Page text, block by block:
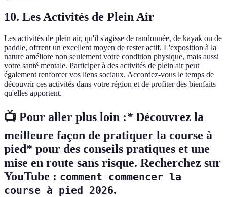
10. Les Activités de Plein Air
Les activités de plein air, qu'il s'agisse de randonnée, de kayak ou de
paddle, offrent un excellent moyen de rester actif. L'exposition à la
nature améliore non seulement votre condition physique, mais aussi
votre santé mentale. Participer à des activités de plein air peut
également renforcer vos liens sociaux. Accordez-vous le temps de
découvrir ces activités dans votre région et de profiter des bienfaits
qu'elles apportent.
📺 Pour aller plus loin :* Découvrez la
meilleure façon de pratiquer la course à
pied* pour des conseils pratiques et une
mise en route sans risque. Recherchez sur
YouTube : comment commencer la
course à pied 2026.